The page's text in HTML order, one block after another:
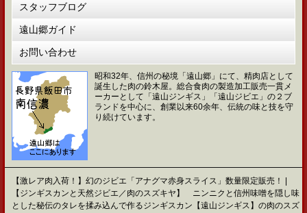
スタッフブログ
遠山郷ガイド
お問い合わせ
昭和32年、信州の秘境「遠山郷」にて、精肉店として
誕生した肉の鈴木屋。総合食肉の製造加工販売一貫メ
ーカーとして「遠山ジンギス」「遠山ジビエ」の２ブ
ランドを中心に、創業以来60余年、伝統の味と技を守
り続けています。
【激レア肉入荷！】幻のジビエ「アナグマ赤身スライス」数量限定販売！ |
【ジンギスカンと天然ジビエ／肉のスズキヤ】 ニンニクと信州味噌を隠し味
とした秘伝のタレを揉み込んで作るジンギスカン【遠山ジンギス】の肉のスズ